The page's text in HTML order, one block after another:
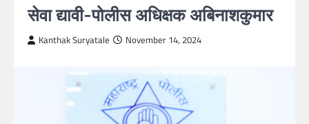
सेवा द्यावी-पोलीस अधिक्षक अबिनाशकुमार
Kanthak Suryatale November 14, 2024